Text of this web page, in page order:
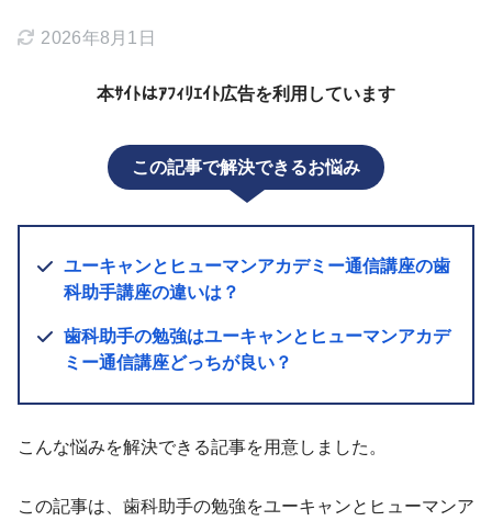
2026年8月1日
本ｻｲﾄはｱﾌｨﾘｴｲﾄ広告を利用しています
この記事で解決できるお悩み
ユーキャンとヒューマンアカデミー通信講座の歯
科助手講座の違いは？
歯科助手の勉強はユーキャンとヒューマンアカデ
ミー通信講座どっちが良い？
こんな悩みを解決できる記事を用意しました。
この記事は、歯科助手の勉強をユーキャンとヒューマンア